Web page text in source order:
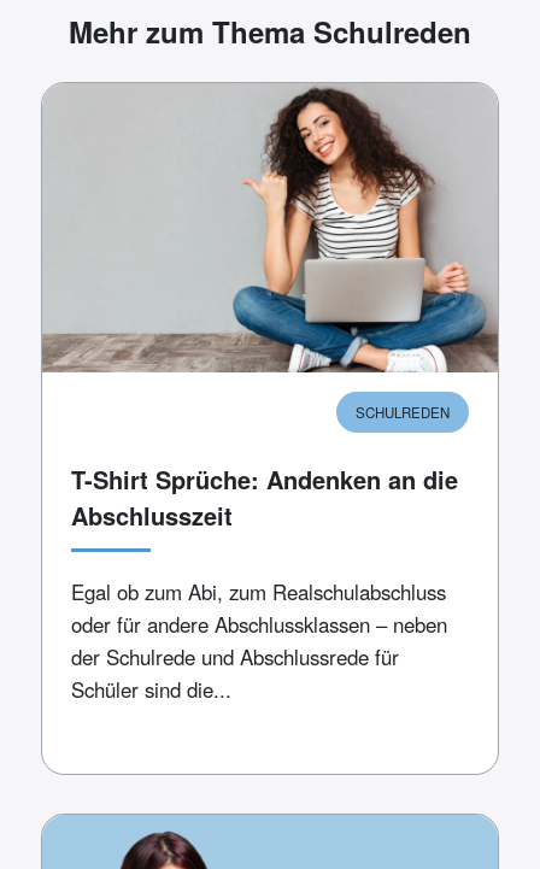
Mehr zum Thema Schulreden
SCHULREDEN
T-Shirt Sprüche: Andenken an die
Abschlusszeit
Egal ob zum Abi, zum Realschulabschluss
oder für andere Abschlussklassen – neben
der Schulrede und Abschlussrede für
Schüler sind die...